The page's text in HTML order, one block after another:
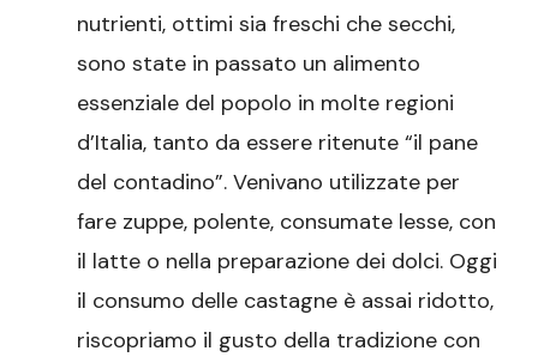
nutrienti, ottimi sia freschi che secchi,
sono state in passato un alimento
essenziale del popolo in molte regioni
d’Italia, tanto da essere ritenute “il pane
del contadino”. Venivano utilizzate per
fare zuppe, polente, consumate lesse, con
il latte o nella preparazione dei dolci. Oggi
il consumo delle castagne è assai ridotto,
riscopriamo il gusto della tradizione con